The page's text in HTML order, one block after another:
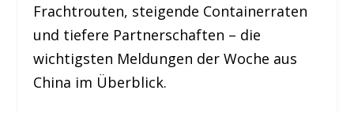
Frachtrouten, steigende Containerraten
und tiefere Partnerschaften – die
wichtigsten Meldungen der Woche aus
China im Überblick.